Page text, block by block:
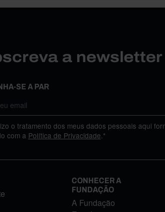
a
SE A PAR
o tratamento dos meus dados pessoais aqui
com a Política de Privacidade.*
CONHECER A
FUNDAÇÃO
A Fundação